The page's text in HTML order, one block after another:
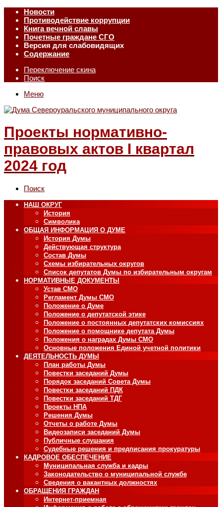
Новости
Противодействие коррупции
Книга вечной славы
Почетные граждане СГО
Версия для слабовидящих
Содержание
Переключение скина
Поиск
Меню
Проекты нормативно-
правовых актов I квартал
2024 год
Поиск
НАШ ОКРУГ
История
Символика
ОБЩАЯ ИНФОРМАЦИЯ О ДУМЕ
История Думы
Действующая структура
Состав Думы
Схемы избирательных округов
Список депутатов Думы по избирательным округам
НОРМАТИВНЫЕ ДОКУМЕНТЫ
Устав СМО
Регламент Думы СМО
Положение о Думе
Положение о депутатской этике
Положение о постоянных депутатских комиссиях
Положение о помощнике депутата Думы
Положения о наградах Думы СМО
Основные положения Единой учетной политики
ДЕЯТЕЛЬНОСТЬ ДУМЫ
План работы Думы
Повестки заседаний Думы
Порядок заседаний Совета Думы
Повестки заседаний ПДК
Повестки заседаний ТДГ
Проекты НПА
Решения Думы
Отчеты о работе Думы
Видеозаписи заседаний Думы
Публичные слушания
Судебные решения и предписания прокуратуры
КАДРОВОЕ ОБЕСПЕЧЕНИЕ
Муниципальная служба и кадры
Законодательство о муниципальной службе
Сведения о вакантных должностях
ОБРАЩЕНИЯ ГРАЖДАН
Интернет-приемная